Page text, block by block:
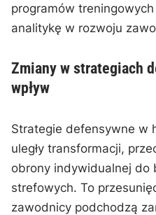
programów
analitykę w rozwoju
Zmiany w strategiach
wpływ
Strategie defensywne w
uległy transformacji,
obrony indywidualnej do
strefowych. To
zawodnicy podchodzą